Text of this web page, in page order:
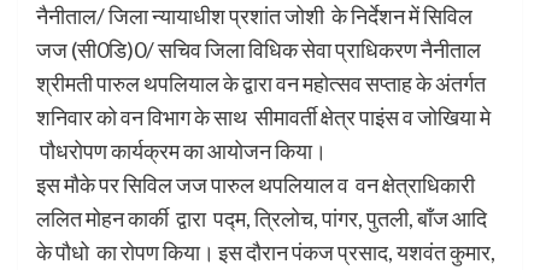
नैनीताल/ जिला न्यायाधीश प्रशांत जोशी के निर्देशन में सिविल
जज (सी0डि)0/ सचिव जिला विधिक सेवा प्राधिकरण नैनीताल
श्रीमती पारुल थपलियाल के द्वारा वन महोत्सव सप्ताह के अंतर्गत
शनिवार को वन विभाग के साथ सीमावर्ती क्षेत्र पाइंस व जोखिया मे
पौधरोपण कार्यक्रम का आयोजन किया।
इस मौके पर सिविल जज पारुल थपलियाल व वन क्षेत्राधिकारी
ललित मोहन कार्की द्वारा पद्म, त्रिलोच, पांगर, पुतली, बाँज आदि
के पौधो का रोपण किया। इस दौरान पंकज प्रसाद, यशवंत कुमार,